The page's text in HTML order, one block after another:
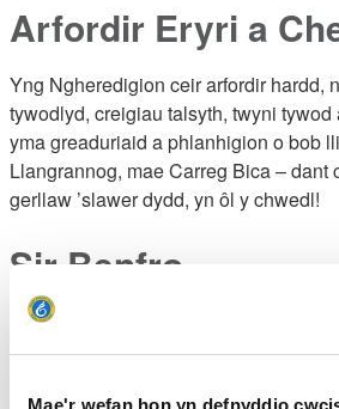
Mae'r wefan hon yn defnyddio
Arfordir Eryri a
Yng Ngheredigion ceir arfordir hardd,
tywodlyd, creigiau talsyth, twyni
yma greaduriaid a phlanhigion o bob
Llangrannog, mae Carreg Bica – dant
gerllaw ’slawer dydd, yn ôl y chwedl!
Sir Benfro
Dyma ardal sy’n enwog am ei
llawer wedi ennill gwobrau. Ceir yma